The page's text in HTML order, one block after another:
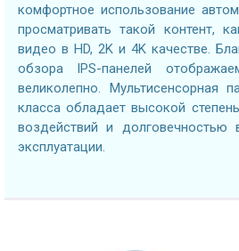
комфортное использование
просматривать такой контент,
видео в HD, 2K и 4K качестве.
обзора IPS-панелей
великолепно. Мультисенсорная
класса обладает высокой
воздействий и долговечностью
эксплуатации.